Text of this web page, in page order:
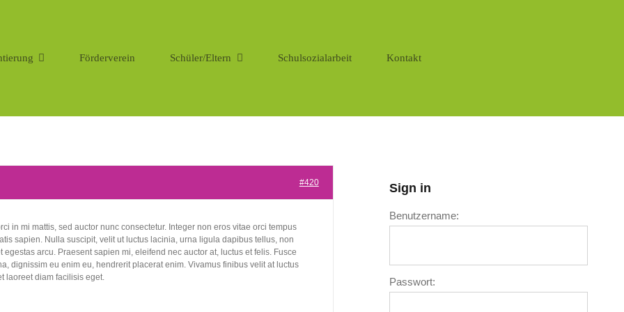
Förderverein Schüler/Eltern Schulsozialarbeit Kontakt
#420
in mi mattis, sed auctor nunc consectetur. Integer non eros vitae orci tempus
sapien. Nulla suscipit, velit ut luctus lacinia, urna ligula dapibus tellus, non
arcu. Praesent sapien mi, eleifend nec auctor at, luctus et felis. Fusce
dignissim eu enim eu, hendrerit placerat enim. Vivamus finibus velit at luctus
laoreet diam facilisis eget.
Sign in
Benutzername:
Passwort: